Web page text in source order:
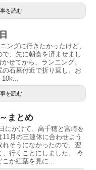
を読む
ングに行きたかったけど、
、先に朝食を済ませまし
せてから、ランニング。
石墓付近で折り返し。お
10k...
を読む
まとめ
にかけて、高千穂と宮崎を
月の三連休に合わせよう
れそうになかったので、翌
行くことにしました。 今
こか紅葉を見に...